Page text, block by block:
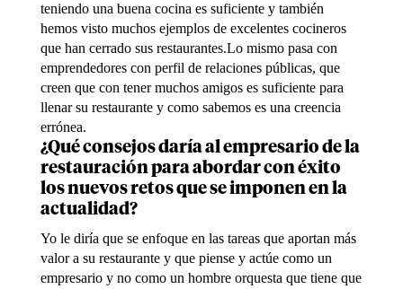
teniendo una buena cocina es suficiente y también
hemos visto muchos ejemplos de excelentes cocineros
que han cerrado sus restaurantes.Lo mismo pasa con
emprendedores con perfil de relaciones públicas, que
creen que con tener muchos amigos es suficiente para
llenar su restaurante y como sabemos es una creencia
errónea.
¿Qué consejos daría al empresario de la
restauración para abordar con éxito
los nuevos retos que se imponen en la
actualidad?
Yo le diría que se enfoque en las tareas que aportan más
valor a su restaurante y que piense y actúe como un
empresario y no como un hombre orquesta que tiene que